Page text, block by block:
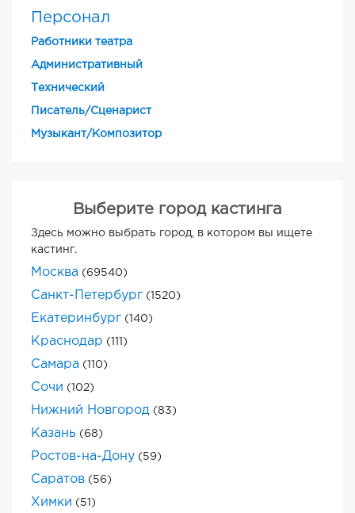
Персонал
Работники театра
Административный
Технический
Писатель/Сценарист
Музыкант/Композитор
Выберите город кастинга
Здесь можно выбрать город, в котором вы ищете
кастинг.
Москва (69540)
Санкт-Петербург (1520)
Екатеринбург (140)
Краснодар (111)
Самара (110)
Сочи (102)
Нижний Новгород (83)
Казань (68)
Ростов-на-Дону (59)
Саратов (56)
Химки (51)